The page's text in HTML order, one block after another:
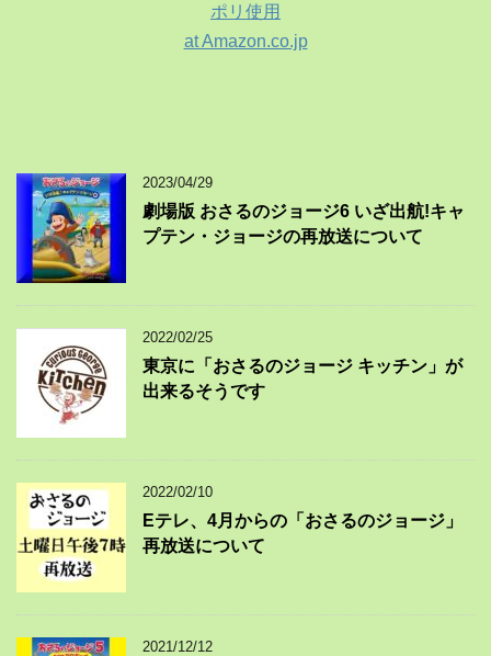
ポリ使用
at Amazon.co.jp
2023/04/29
劇場版 おさるのジョージ6 いざ出航!キャ
プテン・ジョージの再放送について
2022/02/25
東京に「おさるのジョージ キッチン」が
出来るそうです
2022/02/10
Eテレ、4月からの「おさるのジョージ」
再放送について
2021/12/12